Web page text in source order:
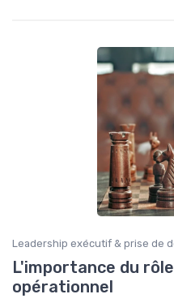
Leadership exécutif & prise de
L'importance du
opérationnel